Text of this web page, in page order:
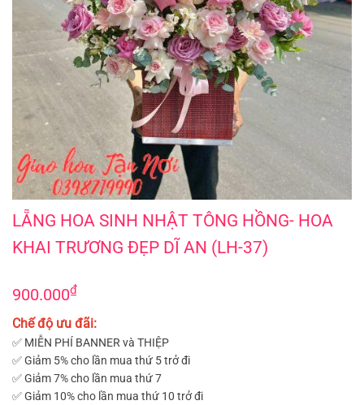
LẴNG HOA SINH NHẬT TÔNG HỒNG- HOA KHAI TRƯƠNG ĐẸP DĨ AN (LH-37)
LẴNG HOA SINH NHẬT TÔNG HỒNG- HOA
KHAI TRƯƠNG ĐẸP DĨ AN (LH-37)
900.000₫
Chế độ ưu đãi:
✅ MIỄN PHÍ BANNER và THIỆP
✅ Giảm 5% cho lần mua thứ 5 trở đi
✅ Giảm 7% cho lần mua thứ 7
✅ Giảm 10% cho lần mua thứ 10 trở đi